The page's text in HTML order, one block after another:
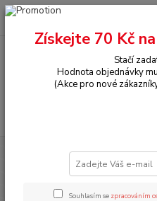
OBLEČENÍ Tričko s
Tričko s
Získejte 70 Kč
Stačí
Hodnota objednávky
(Akce pro nové
Souhlasím se zpracováním